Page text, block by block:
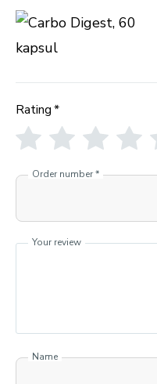
Rating*
Order number*
Your review
Name